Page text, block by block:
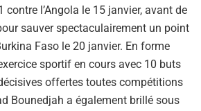
contre l’Angola le 15 janvier, avant de
sauver spectaculairement un point
Faso le 20 janvier. En forme
sportif en cours avec 10 buts
offertes toutes compétitions
Bounedjah a également brillé sous